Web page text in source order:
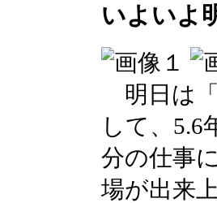
いよいよ
明日は
して、5.6
分の仕事
場が出来